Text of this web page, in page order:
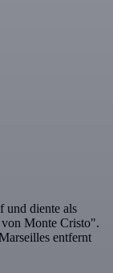
und diente als
Monte Cristo".
entfernt